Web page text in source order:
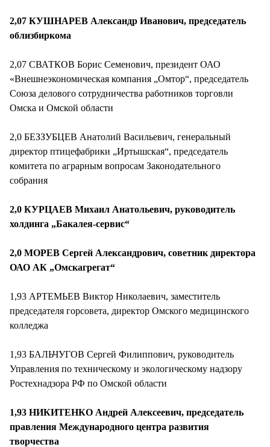
2,07 КУШНАРЕВ Александр Иванович, председатель
облизбиркома
2,07 СВАТКОВ Борис Семенович, президент ОАО
«Внешнеэкономическая компания „Омтор“, председатель
Союза делового сотрудничества работников торговли
Омска и Омской области
2,0 БЕЗЗУБЦЕВ Анатолий Васильевич, генеральный
директор птицефабрики „Иртышская“, председатель
комитета по аграрным вопросам Законодательного
собрания
2,0 КУРЦАЕВ Михаил Анатольевич, руководитель
холдинга „Бакалея-сервис“
2,0 МОРЕВ Сергей Александрович, советник директора
ОАО АК „Омскагрегат“
1,93 АРТЕМЬЕВ Виктор Николаевич, заместитель
председателя горсовета, директор Омского медицинского
колледжа
1,93 БАЛЬЧУГОВ Сергей Филиппович, руководитель
Управления по техническому и экологическому надзору
Ростехнадзора РФ по Омской области
1,93 НИКИТЕНКО Андрей Алексеевич, председатель
правления Международного центра развития
творчества